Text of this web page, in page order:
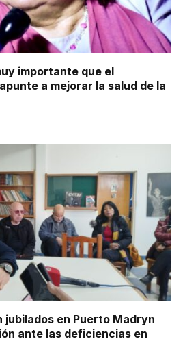
importante que el
a mejorar la salud de la
jubilados en Puerto Madryn
ante las deficiencias en